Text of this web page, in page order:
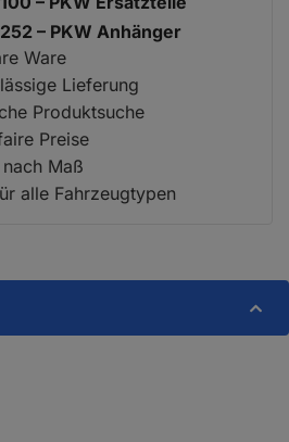
– PKW Anhänger
Ware
Lieferung
Produktsuche
Preise
Maß
alle Fahrzeugtypen